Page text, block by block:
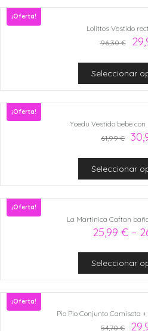
¡Oferta!
Lolittos Vestido
96,30€
Seleccionar
¡Oferta!
Yoedu Vestido bebe
61,99€
Seleccionar
¡Oferta!
La Martinica Caftan
25,99 €–
Seleccionar
¡Oferta!
Pio Pio Conjunto Camiseta
54,70€